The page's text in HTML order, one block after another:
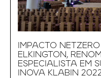
IMPACTO
ELKINGTON,
ESPECIALISTA EM
INOVA KLABIN